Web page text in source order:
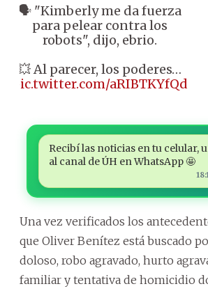
🗣️ "Kimberly me da fuerza
para pelear contra los
robots", dijo, ebrio.
💥 Al parecer, los poderes…
pic.twitter.com/aRIBTKYfQd
Recibí las noticias en tu celular,
al canal de ÚH en WhatsApp 🤩
Una vez verificados los
que Oliver Benítez está buscado
doloso, robo agravado, hurto
familiar y tentativa de homicidio